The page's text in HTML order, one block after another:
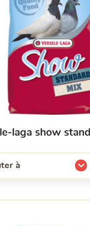
à
de mes listes.